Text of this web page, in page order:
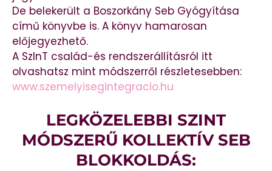
De belekerült a Boszorkány Seb Gyógyítása
című könyvbe is. A könyv hamarosan
előjegyezhető.
A SzInT család-és rendszerállításról itt
olvashatsz mint módszerről részletesebben:
www.szemelyisegintegracio.hu
LEGKÖZELEBBI SZINT
MÓDSZERŰ KOLLEKTÍV SEB
BLOKKOLDÁS: